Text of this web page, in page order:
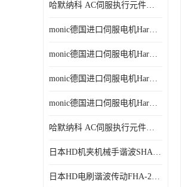
哈默纳科 AC伺服执行元件扁平型SHA系列 议价
monic德国进口伺服电机Har中国总代理单价
monic德国进口伺服电机Har中国总代理代理
monic德国进口伺服电机Har中国总代理公司
monic德国进口伺服电机Har中国总代理供应
哈默纳科 AC伺服执行元件扁平型SHA系列
日本HD机夹机械手谐波SHA32A120CG-B12B
日本HD电刷谐波传动FHA-25C-50-E250-C